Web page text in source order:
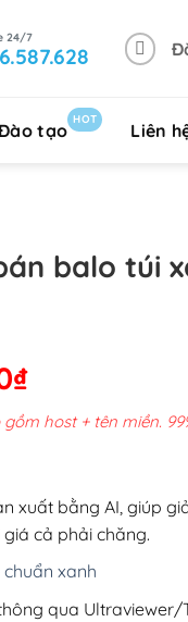
tạo
HOT
Liên
balo túi
₫Giá
hiện
tại
220,000₫.
host + tên miền.
xuất bằng AI, giúp
cả phải chăng.
xanh
qua Ultraviewer/